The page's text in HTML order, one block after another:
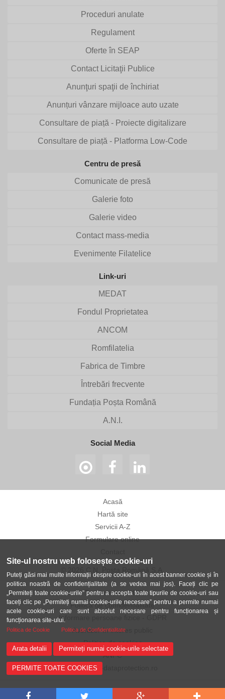
Site-ul nostru web folosește cookie-uri
Puteți găsi mai multe informații despre cookie-uri în acest banner cookie și în
politica noastră de confidențialitate (a se vedea mai jos). Faceți clic pe
„Permiteți toate cookie-urile” pentru a accepta toate tipurile de cookie-uri sau
faceți clic pe „Permiteți numai cookie-urile necesare” pentru a permite numai
acele cookie-uri care sunt absolut necesare pentru funcționarea și
funcționarea site-ului.
Politica de Cookie Politica de Confidentialitate
Arata detalii Permiteți numai cookie-urile selectate
PERMITE TOATE COOKIES
Proceduri anulate
Regulament
Oferte în SEAP
Contact Licitaţii Publice
Anunţuri spaţii de închiriat
Anunțuri vânzare mijloace auto uzate
Consultare de piață - Proiecte digitalizare
Consultare de piață - Platforma Low-Code
Centru de presă
Comunicate de presă
Galerie foto
Galerie video
Contact mass-media
Evenimente Filatelice
Link-uri
MEDAT
Fondul Proprietatea
ANCOM
Romfilatelia
Fabrica de Timbre
Întrebări frecvente
Fundația Poșta Română
A.N.I.
Social Media
Acasă
Hartă site
Servicii A-Z
Formulare online
Termeni și condiții
Politica de confidențialitate
Informare persoane fizice - GDPR
Avertizor în interes public
Politica de cookies
ANPC
ANSPDCP-dataprotection.ro